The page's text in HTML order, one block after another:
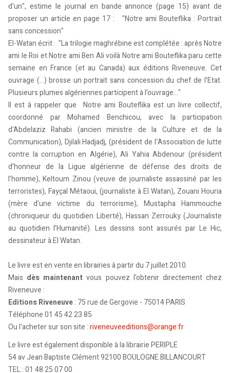
d'un", estime le journal en bande annonce (page 15) avant de
proposer un article en page 17 : "Notre ami Bouteflika : Portrait
sans concession"
El-Watan écrit : "La trilogie maghrébine est complétée : après Notre
ami le Roi et Notre ami Ben Ali voilà Notre ami Bouteflika paru cette
semaine en France (et au Canada) aux éditions Riveneuve. Cet
ouvrage (...) brosse un portrait sans concession du chef de l’Etat.
Plusieurs plumes algériennes participent à l’ouvrage..."
Il est à rappeler que Notre ami Bouteflika est un livre collectif,
coordonné par Mohamed Benchicou, avec la participation
d'Abdelaziz Rahabi (ancien ministre de la Culture et de la
Communication), Djilali Hadjadj, (président de l‘Association de lutte
contre la corruption en Algérie), Ali Yahia Abdenour (président
d’honneur de la Ligue algérienne de défense des droits de
l’homme), Keltoum Zinou (veuve de journaliste assassiné par les
terroristes), Fayçal Métaoui, (journaliste à El Watan), Zouani Houria
(mère d’une victime du terrorisme), Mustapha Hammouche
(chroniqueur du quotidien Liberté), Hassan Zerrouky (Journaliste
au quotidien l’Humanité). Les dessins sont assurés par Le Hic,
dessinateur à El Watan.
Le livre est en vente en librairies à partir du 7 juillet 2010.
Mais dès maintenant vous pouvez l'obtenir directement chez
Riveneuve :
Editions Riveneuve: 75 rue de Gergovie - 75014 PARIS
Téléphone 01 45 42 23 85
Ou l'acheter sur son site :riveneuveeditions@orange.fr
Le livre est également disponible à la librairie PERIPLE
54 av Jean Baptiste Clément 92100 BOULOGNE BILLANCOURT
TEL : 01 48 25 07 00